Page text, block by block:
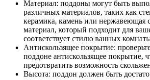
Материал: поддоны могут быть
различных материалов, таких как
керамика, камень или нержавеющая
материал, который подходит для
соответствует стилю ванных
Антискользящее покрытие:
поддоне антискользящее покрытие,
предотвратить возможность
Высота: поддон должен быть